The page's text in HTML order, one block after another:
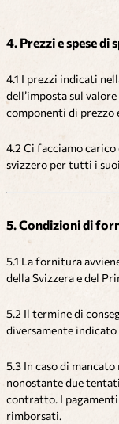
4. Prezzi e spese di
4.1 I prezzi indicati
dell’imposta sul
componenti di prezzo
4.2 Ci facciamo
svizzero per tutti i
5. Condizioni di
5.1 La fornitura
della Svizzera e del
5.2 Il termine di
diversamente
5.3 In caso di
nonostante due
contratto. I
rimborsati.